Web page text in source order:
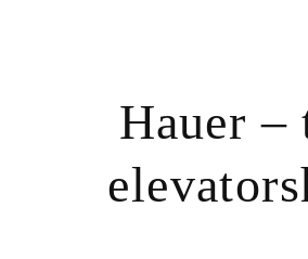
Hauer –